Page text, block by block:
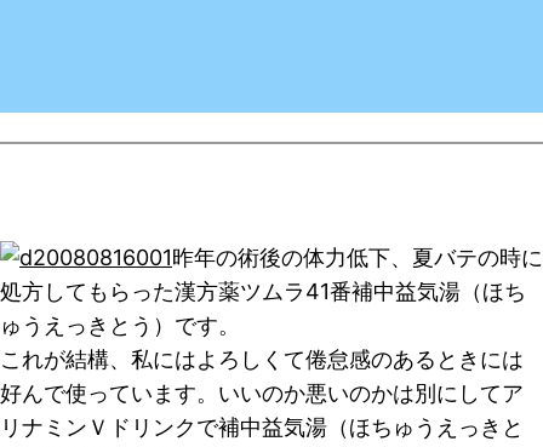
昨年の術後の体力低下、夏バテの時に
処方してもらった漢方薬ツムラ41番補中益気湯（ほち
ゅうえっきとう）です。
これが結構、私にはよろしくて倦怠感のあるときには
好んで使っています。いいのか悪いのかは別にしてア
リナミンＶドリンクで補中益気湯（ほちゅうえっきと